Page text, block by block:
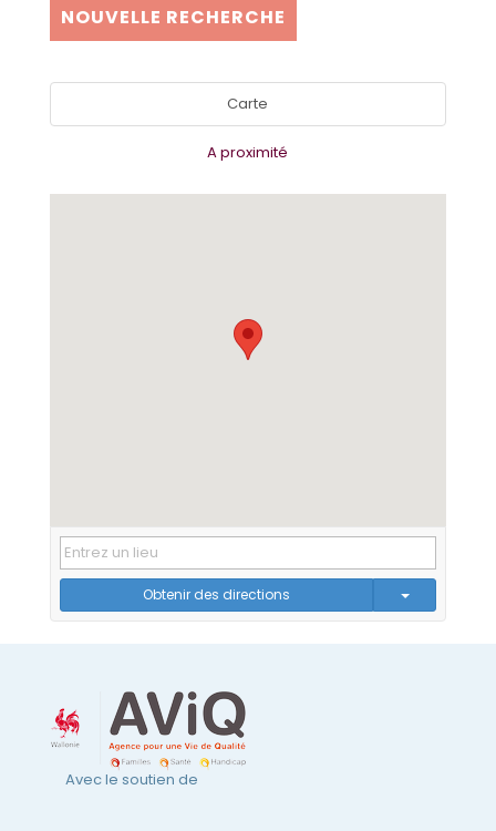
NOUVELLE RECHERCHE
Carte
A proximité
Obtenir des directions
Avec le soutien de